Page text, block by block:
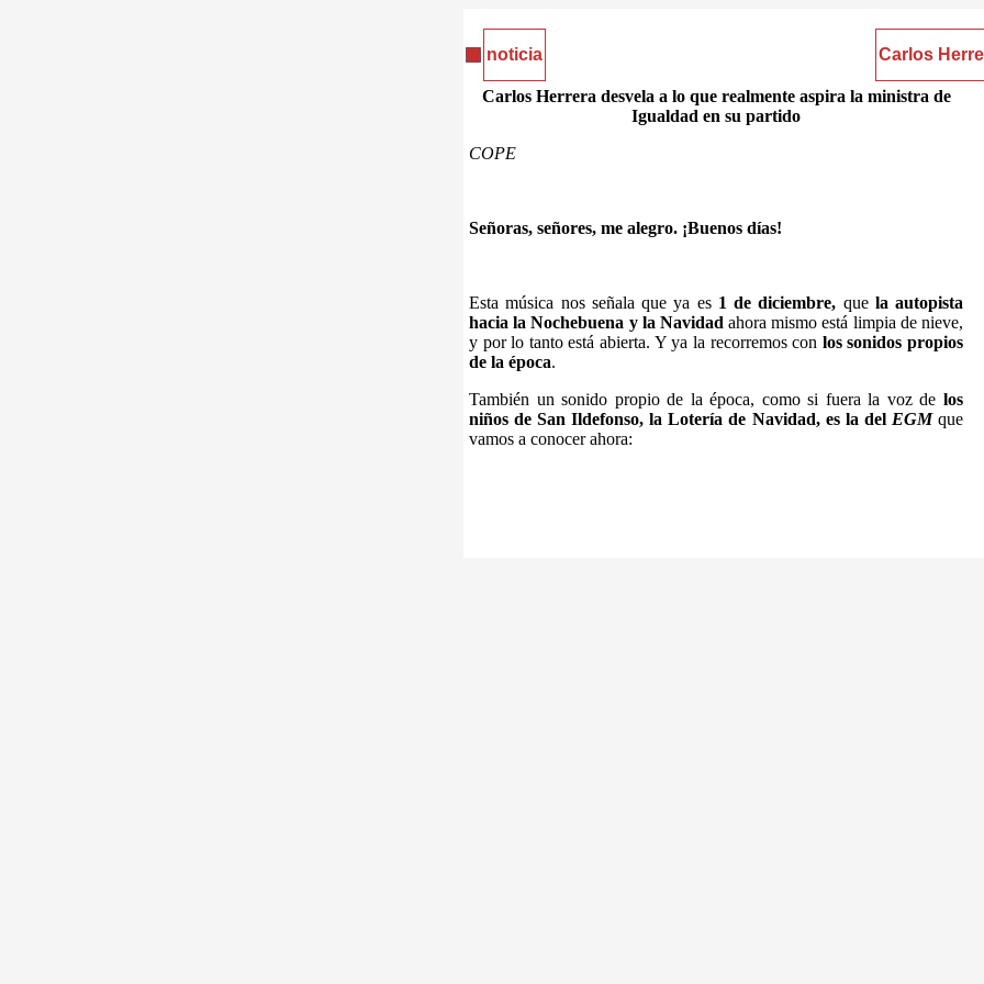
noticia Carlos
Carlos Herrera desvela a lo que realmente aspira la ministra de
Igualdad en su partido
COPE
Señoras, señores, me alegro. ¡Buenos días!
Esta música nos señala que ya es 1 de diciembre, que la autopista
hacia la Nochebuena y la Navidad ahora mismo está limpia de nieve,
y por lo tanto está abierta. Y ya la recorremos con los sonidos propios
de la época.
También un sonido propio de la época, como si fuera la voz de los
niños de San Ildefonso, la Lotería de Navidad, es la del EGMque
vamos a conocer ahora: